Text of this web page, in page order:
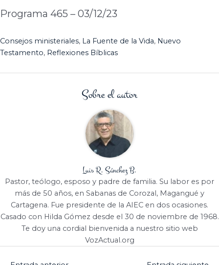
Programa 465 – 03/12/23
Consejos ministeriales, La Fuente de la Vida, Nuevo
Testamento, Reflexiones Bíblicas
Sobre el autor
Luis R. Sánchez B.
Pastor, teólogo, esposo y padre de familia. Su labor es por
más de 50 años, en Sabanas de Corozal, Magangué y
Cartagena. Fue presidente de la AIEC en dos ocasiones.
Casado con Hilda Gómez desde el 30 de noviembre de 1968.
Te doy una cordial bienvenida a nuestro sitio web
VozActual.org